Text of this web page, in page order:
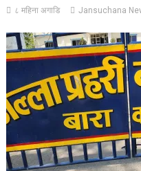
८ महिना अगाडि Jansuchana